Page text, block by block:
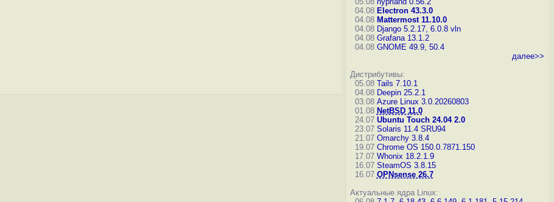
04.08 Electron 43.3.0
04.08 Mattermost 11.10.0
04.08 Django 5.2.17, 6.0.8 vln
04.08 Grafana 13.1.2
04.08 GNOME 49.9, 50.4
далее>>
Дистрибутивы:
05.08 Tails 7.10.1
04.08 Deepin 25.2.1
03.08 Azure Linux 3.0.20260803
01.08 NetBSD 11.0
24.07 Ubuntu Touch 24.04 2.0
23.07 Solaris 11.4 SRU94
21.07 Omarchy 3.8.4
19.07 Chrome OS 150.0.7871.150
17.07 Whonix 18.2.1.9
16.07 SteamOS 3.8.15
16.07 OPNsense 26.7
Актуальные ядра Linux: